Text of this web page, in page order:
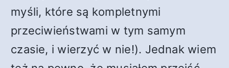
myśli, które są kompletnymi
przeciwieństwami w tym samym
czasie, i wierzyć w nie!). Jednak wiem